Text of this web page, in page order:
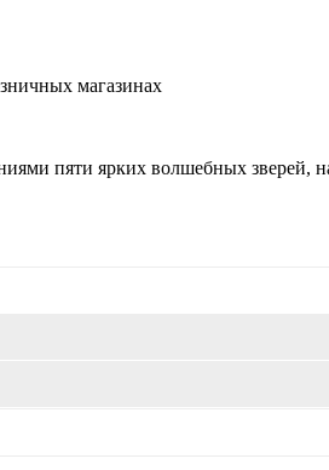
магазинах
пяти ярких волшебных